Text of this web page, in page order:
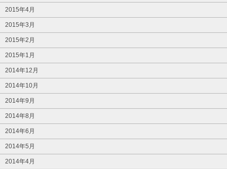
2015年4月
2015年3月
2015年2月
2015年1月
2014年12月
2014年10月
2014年9月
2014年8月
2014年6月
2014年5月
2014年4月